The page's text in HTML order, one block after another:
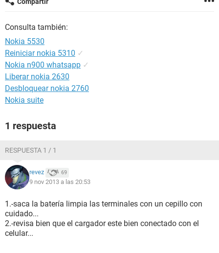
Consulta también:
Nokia 5530
Reiniciar nokia 5310 ✓
Nokia n900 whatsapp ✓
Liberar nokia 2630
Desbloquear nokia 2760
Nokia suite
1 respuesta
RESPUESTA 1 / 1
revez 69
9 nov 2013 a las 20:53
1.-saca la batería limpia las terminales con un cepillo con
cuidado...
2.-revisa bien que el cargador este bien conectado con el
celular...